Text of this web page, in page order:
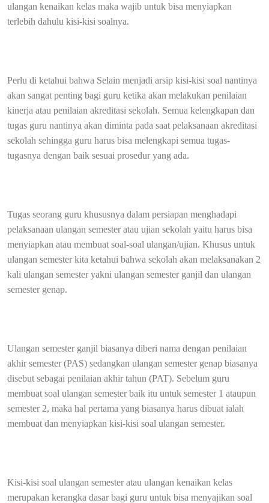
ulangan kenaikan kelas maka wajib untuk bisa menyiapkan
terlebih dahulu kisi-kisi soalnya.
Perlu di ketahui bahwa Selain menjadi arsip kisi-kisi soal nantinya
akan sangat penting bagi guru ketika akan melakukan penilaian
kinerja atau penilaian akreditasi sekolah. Semua kelengkapan dan
tugas guru nantinya akan diminta pada saat pelaksanaan akreditasi
sekolah sehingga guru harus bisa melengkapi semua tugas-
tugasnya dengan baik sesuai prosedur yang ada.
Tugas seorang guru khususnya dalam persiapan menghadapi
pelaksanaan ulangan semester atau ujian sekolah yaitu harus bisa
menyiapkan atau membuat soal-soal ulangan/ujian. Khusus untuk
ulangan semester kita ketahui bahwa sekolah akan melaksanakan 2
kali ulangan semester yakni ulangan semester ganjil dan ulangan
semester genap.
Ulangan semester ganjil biasanya diberi nama dengan penilaian
akhir semester (PAS) sedangkan ulangan semester genap biasanya
disebut sebagai penilaian akhir tahun (PAT). Sebelum guru
membuat soal ulangan semester baik itu untuk semester 1 ataupun
semester 2, maka hal pertama yang biasanya harus dibuat ialah
membuat dan menyiapkan kisi-kisi soal ulangan semester.
Kisi-kisi soal ulangan semester atau ulangan kenaikan kelas
merupakan kerangka dasar bagi guru untuk bisa menyajikan soal